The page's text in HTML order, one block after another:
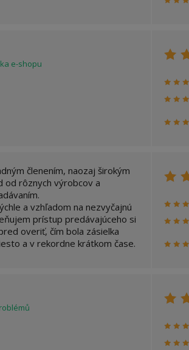
e-shopu
členením, naozaj širokým
od rôznych výrobcov a
a vzhľadom na nezvyčajnú
prístup predávajúceho si
overiť, čím bola zásielka
a v rekordne krátkom čase.